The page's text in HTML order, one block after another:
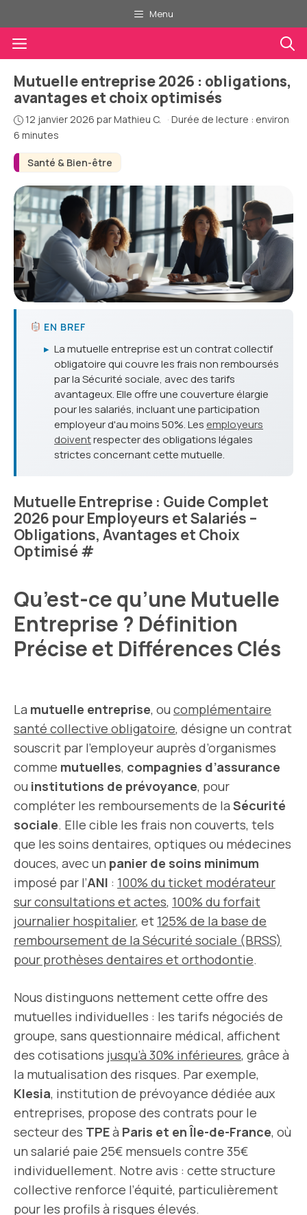
au
contenu
Menu
Menu
Santé & Bien-être
Mutuelle entreprise 2026 : obligations,
avantages et choix optimisés
12 janvier 2026 parMathieu C. · Durée de lecture : environ
6 minutes
EN BREF
▸ La mutuelle entreprise est un contrat collectif
obligatoire qui couvre les frais non remboursés
par la Sécurité sociale, avec des tarifs
avantageux. Elle offre une couverture élargie
pour les salariés, incluant une participation
employeur d'au moins 50%. Les employeurs
doiventrespecter des obligations légales
strictes concernant cette mutuelle.
Mutuelle Entreprise : Guide Complet
2026 pour Employeurs et Salariés –
Obligations, Avantages et Choix
Optimisé#
Qu’est-ce qu’une Mutuelle
Entreprise ? Définition
Précise et Différences Clés
La mutuelle entreprise, ou complémentaire
santé collective obligatoire, désigne un contrat
souscrit par l’employeur auprès d’organismes
comme mutuelles, compagnies d’assurance
ou institutions de prévoyance, pour
compléter les remboursements de la Sécurité
sociale. Elle cible les frais non couverts, tels
que les soins dentaires, optiques ou médecines
douces, avec un panier de soins minimum
imposé par l’ANI : 100% du ticket modérateur
sur consultations et actes, 100% du forfait
journalier hospitalier, et 125% de la base de
remboursementde la Sécurité sociale (BRSS)
pour prothèses dentaires et orthodontie.
Nous distinguons nettement cette offre des
mutuelles individuelles : les tarifs négociés de
groupe, sans questionnaire médical, affichent
des cotisations jusqu’à 30% inférieures, grâce à
la mutualisation des risques. Par exemple,
Klesia, institution de prévoyance dédiée aux
entreprises, propose des contrats pour le
secteur des TPEà Paris et en Île-de-France, où
un salarié paie 25€ mensuels contre 35€
individuellement. Notre avis : cette structure
collective renforce l’équité, particulièrement
pour les profils à risques élevés.